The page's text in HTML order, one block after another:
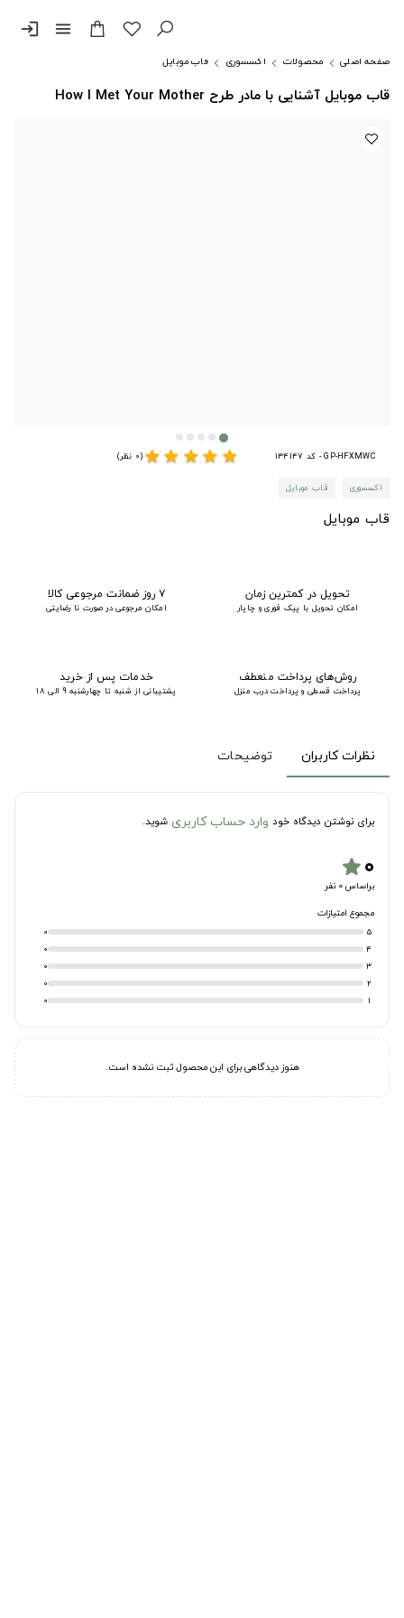
menu
login
صفحه اصلی محصولات اکسسوری قاب موبایل
قاب موبایل آشنایی با مادر طرح How I Met Your Mother
GP-HFXMWC - کد 134147 star
star
star
star
star(0 نظر)
اکسسوری قاب موبایل
قاب موبایل
تحویل در کمترین زمان
امکان تحویل با پیک فوری و چاپار
۷ روز ضمانت مرجوعی کالا
امکان مرجوعی در صورت نا رضایتی
روش‌های پرداخت منعطف
پرداخت قسطی و پرداخت درب منزل
خدمات پس از خرید
پشتیبانی از شنبه تا چهارشنبه 9 الی 18
نظرات کاربران توضیحات
برای نوشتن دیدگاه خود وارد حساب کاربری شوید.
۰star
براساس 0 نفر
مجموع امتیازات
5
0
4
0
3
0
2
0
1
0
هنوز دیدگاهی برای این محصول ثبت نشده است.